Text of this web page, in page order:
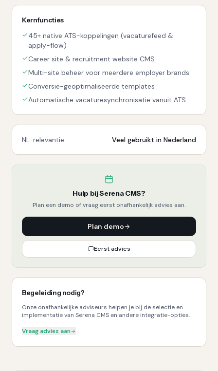
Kernfuncties
45+ native ATS-koppelingen (vacaturefeed &
apply-flow)
Career site & recruitment website CMS
Multi-site beheer voor meerdere employer brands
Conversie-geoptimaliseerde templates
Automatische vacaturesynchronisatie vanuit ATS
NL-relevantie Veel gebruikt in Nederland
Hulp bijSerena CMS?
Plan een demo of vraag eerst onafhankelijk advies aan.
Plan demo
Eerst advies
Begeleiding nodig?
Onze onafhankelijke adviseurs helpen je bij de selectie en
implementatie van Serena CMS en andere integratie-opties.
Vraag advies aan